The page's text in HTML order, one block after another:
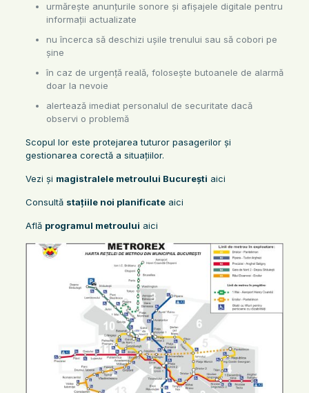
urmărește anunțurile sonore și afișajele digitale pentru
informații actualizate
nu încerca să deschizi ușile trenului sau să cobori pe
șine
în caz de urgență reală, folosește butoanele de alarmă
doar la nevoie
alertează imediat personalul de securitate dacă
observi o problemă
Scopul lor este protejarea tuturor pasagerilor și
gestionarea corectă a situațiilor.
Vezi și magistralele metroului București aici
Consultă stațiile noi planificateaici
Află programul metroului aici